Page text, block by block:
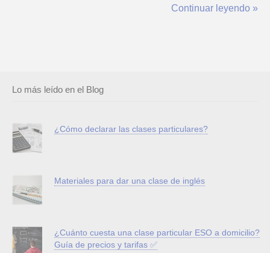
demandados. Si dominas una materia o un idioma, enseñar
Continuar leyendo »
Lo más leído en el Blog
¿Cómo declarar las clases particulares?
Materiales para dar una clase de inglés
¿Cuánto cuesta una clase particular ESO a domicilio?
Guía de precios y tarifas ✅